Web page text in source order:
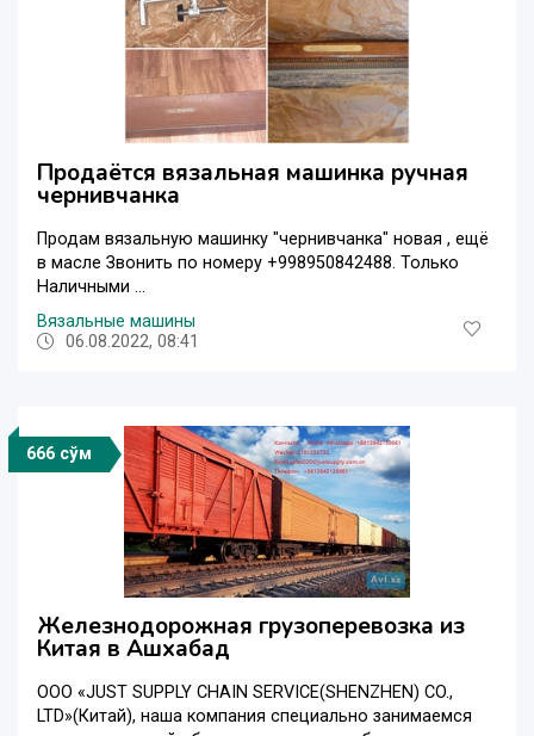
Продаётся вязальная машинка ручная
чернивчанка
Продам вязальную машинку "чернивчанка" новая , ещё
в масле Звонить по номеру +998950842488. Только
Наличными ...
Вязальные машины
06.08.2022, 08:41
666 сўм
Железнодорожная грузоперевозка из
Китая в Ашхабад
ООО «JUST SUPPLY CHAIN SERVICE(SHENZHEN) CO.,
LTD»(Китай), наша компания специально занимаемся